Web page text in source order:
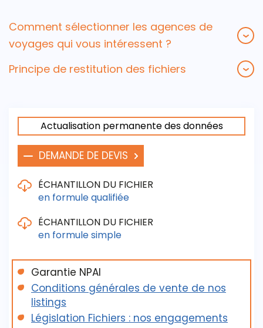
Comment sélectionner les agences de
voyages qui vous intéressent ?
Principe de restitution des fichiers
Actualisation permanente des données
DEMANDE DE DEVIS
ÉCHANTILLON DU FICHIER
en formule qualifiée
Critères de sélection :
- Le Siret
- Le nom des principaux directeurs / responsables
- L'adresse, le téléphone, le fax
- Le statut juridique
ÉCHANTILLON DU FICHIER
en formule simple
Les critères de sélection / de livraison sont :
- La raison sociale (voire le nom du principal
dirigeant quand renseigné)
- L'adresse, le téléphone, le fax, l'email
Garantie NPAI
Conditions générales de vente de nos
listings
Législation Fichiers : nos engagements